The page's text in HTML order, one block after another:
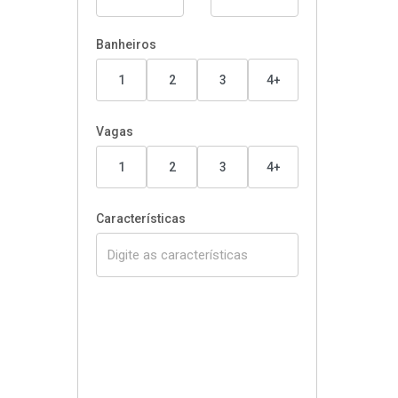
Banheiros
1 2 3 4+
Vagas
1 2 3 4+
Características